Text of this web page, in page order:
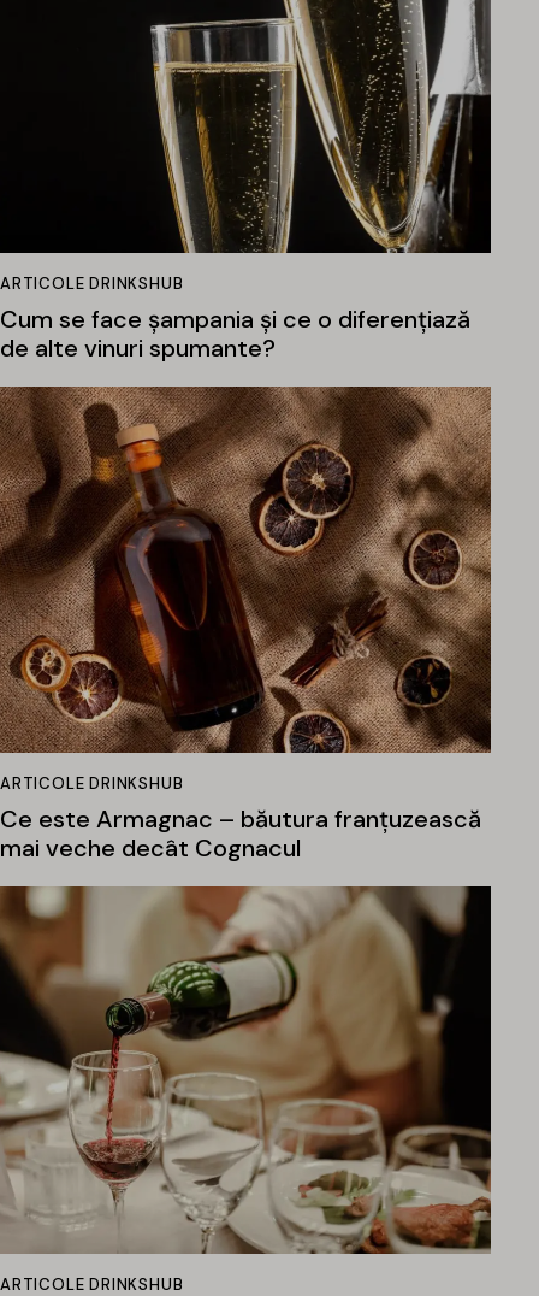
ARTICOLE DRINKSHUB
Cum se face șampania și ce o diferențiază
de alte vinuri spumante?
ARTICOLE DRINKSHUB
Ce este Armagnac – băutura franțuzească
mai veche decât Cognacul
ARTICOLE DRINKSHUB